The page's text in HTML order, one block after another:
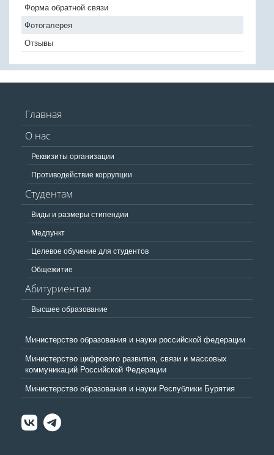
Форма обратной связи
Фотогалерея
Отзывы
Главная
О нас
Реквизиты организации
Противодействие коррупции
Студентам
Виды и размеры стипендии
Медпункт
Целевое обучение для студентов
Общежитие
Абитуриентам
Высшее образование
Министерство образования и науки российской федерации
Министерство цифрового развития, связи и массовых
коммуникаций Российской Федерации
Министерство образования и науки Республики Бурятия